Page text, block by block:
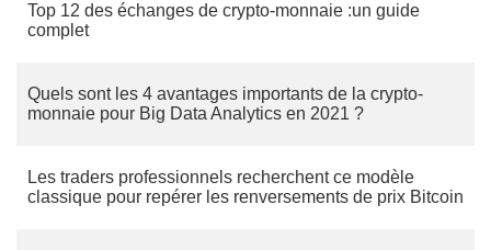
Top 12 des échanges de crypto-monnaie :un guide
complet
Quels sont les 4 avantages importants de la crypto-
monnaie pour Big Data Analytics en 2021 ?
Les traders professionnels recherchent ce modèle
classique pour repérer les renversements de prix Bitcoin